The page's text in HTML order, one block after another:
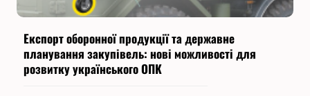
Експорт оборонної продукції та державне
планування закупівель: нові можливості для
розвитку українського ОПК